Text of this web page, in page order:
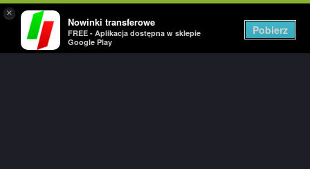
×
Nowinki transferowe
FREE - Aplikacja dostępna w sklepie
Google Play
Pobierz